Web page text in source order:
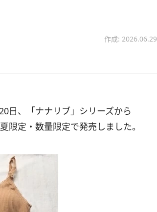
作成: 2026.06.29
日、「ナナリブ」シリーズから
限定・数量限定で発売しました。